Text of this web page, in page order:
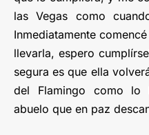
las Vegas como
Inmediatamente
llevarla, espero
segura es que ella
del Flamingo como lo
abuelo que en paz